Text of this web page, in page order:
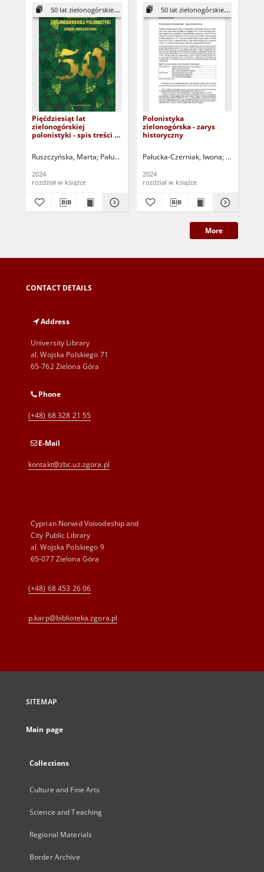
50 lat zielonogórskiej polonistyki
Pięćdziesiąt lat
zielonogórskiej
polonistyki - spis treści i
Ruszczyńska, Marta Pałucka-Czerniak, Iwona Ruszczyńska, Marta -
2024
rozdział w książce
50 lat zielonogórskiej polonistyki
Polonistyka
zielonogórska - zarys
historyczny
Pałucka-Czerniak, Iwona
2024
rozdział w książce
More
CONTACT DETAILS
Address
University Library
al. Wojska Polskiego 71
65-762 Zielona Góra
Phone
(+48) 68 328 21 55
E-Mail
kontakt@zbc.uz.zgora.pl
Cyprian Norwid Voivodeship and
City Public Library
al. Wojska Polskiego 9
65-077 Zielona Góra
(+48) 68 453 26 06
p.karp@biblioteka.zgora.pl
SITEMAP
Main page
Collections
Culture and Fine Arts
Science and Teaching
Regional Materials
Border Archive